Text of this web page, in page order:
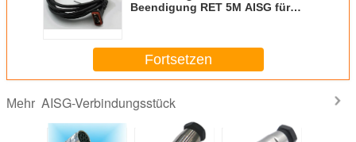
Beendigung RET 5M AISG für
Fortsetzen
Mehr AISG-Verbindungsstück